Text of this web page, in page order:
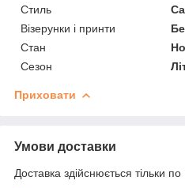
Стиль
Візерунки і принти
Стан
Сезон
Приховати
Умови доставки
Доставка здійснюється тільки по